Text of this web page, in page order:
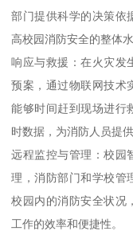
部门提供科学的决策依
高校园消防安全的整体水
响应与救援：在火灾发
预案，通过物联网技术
能够时间赶到现场进行
时数据，为消防人员提
远程监控与管理：校园
理，消防部门和学校管
校园内的消防安全状况
工作的效率和便捷性。